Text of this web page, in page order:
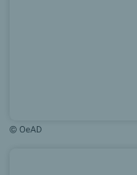
© OeAD